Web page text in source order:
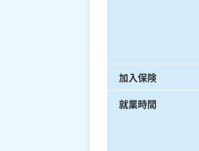
加入保険
就業時間